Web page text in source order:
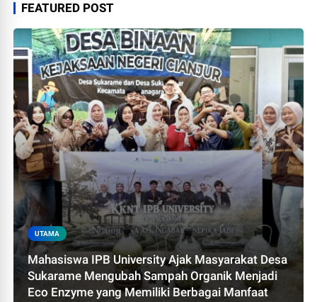
FEATURED POST
UTAMA
Mahasiswa IPB University Ajak Masyarakat Desa
Sukarame Mengubah Sampah Organik Menjadi
Eco Enzyme yang Memiliki Berbagai Manfaat